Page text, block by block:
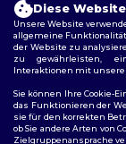
Allgemeine
Stuttgart | Düsseldorf
Diese
Unsere Website
allgemeine
der Website zu
zu gewährleisten,
Interaktionen mit
Sie können Ihre Cookie-
das Funktionieren der
sie für den korrekten
ob Sie andere Arten von
Zielgruppenansprache